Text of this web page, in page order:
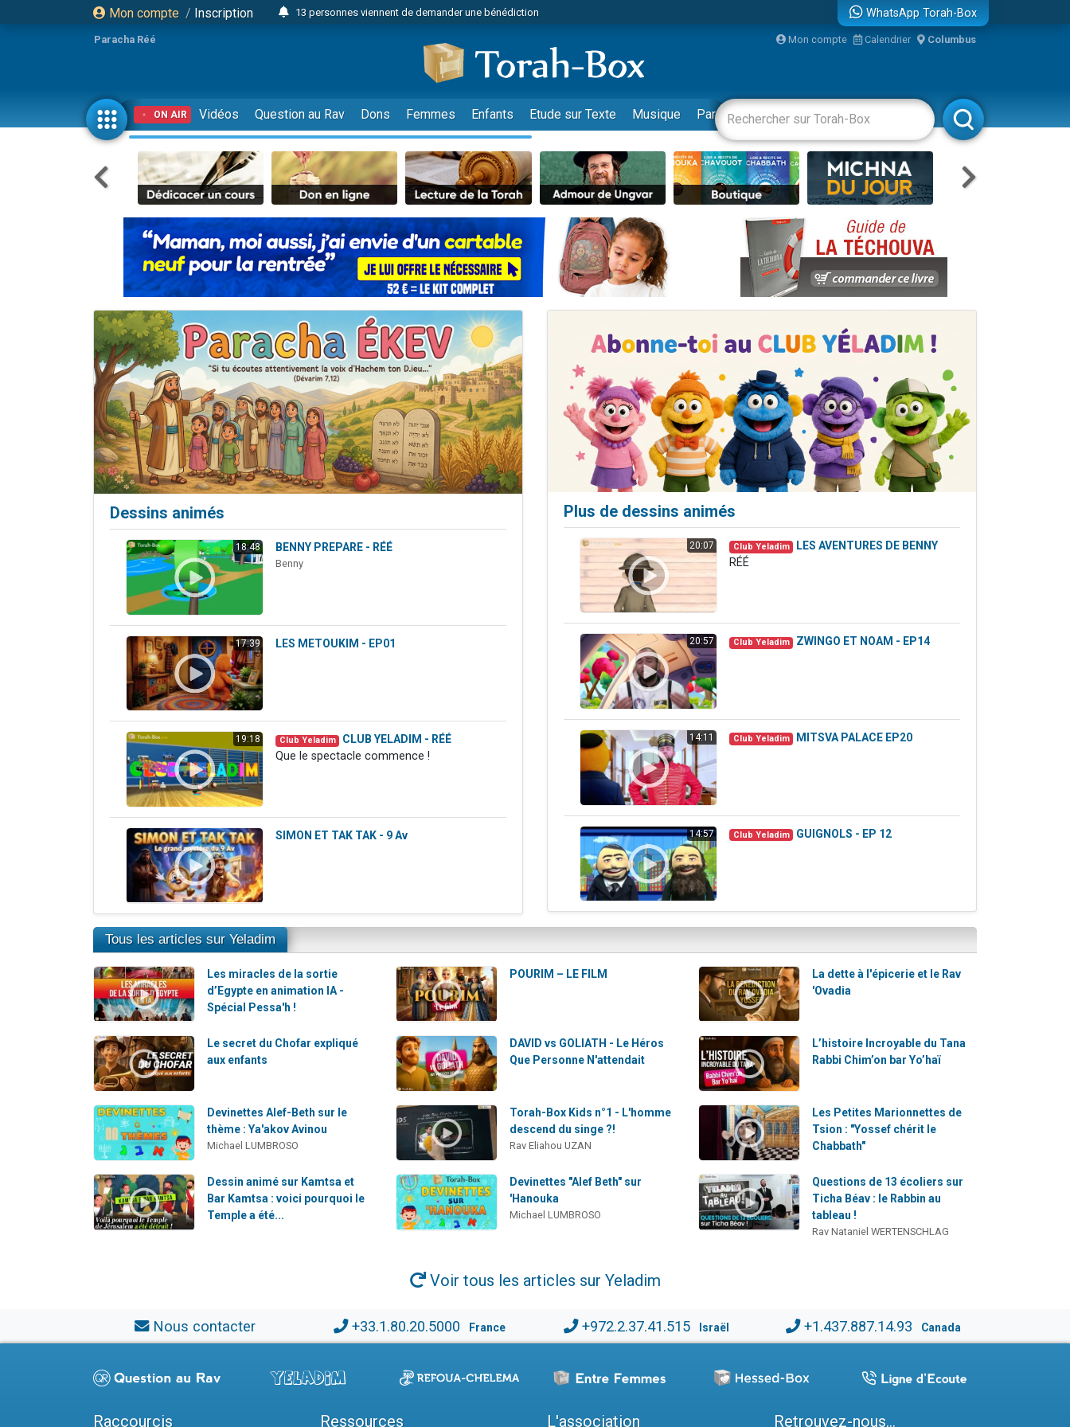
Mon compte / Inscription
13 personnes viennent de demander une bénédiction
12 nouvelles musiques dans Torah-Box Music
30 personnes viennent de faire un don pour Sauvez la jambe de Yohan
3 personnes viennent de nous rejoindre sur WhatsApp
2 personnes viennent de nous rejoindre sur WhatsApp
3 personnes viennent de nous rejoindre sur WhatsApp
2 nouvelles musiques dans Torah-Box Music
8 personnes viennent de faire un don pour Tsédaka : pauvres d'Israel
4 personnes viennent de faire un don pour Diane, 80 ans, dans un appartement insalubre
Nouvelle émission radio : Visions de grandeur n°104 : Le Chabbath et le Birkat Hamazone à travers le temps
61 personnes viennent de demander une bénédiction
Il reste 49 places pour étudier en groupe sur Zoom
Ariel vient de donner son Maasser
Nathaniel vient de donner son Maasser
6 personnes viennent de faire un don pour 5 enfants déjà orphelins risquent de perdre leur maman
2 personnes viennent de faire un don pour Reloger Rivka, 6 enfants, victime de violences...
10 personnes viennent de demander une bénédiction
Il reste 49 places pour étudier en groupe sur Zoom
2 personnes viennent de nous rejoindre sur WhatsApp
WhatsApp Torah-Box
Paracha Réé Mon compte Calendrier Columbus
ON AIR Vidéos Question au Rav Dons Femmes Enfants Etude sur Texte Musique Paracha Divertissements Livres Rabbanim
Dessins animés
18:48 BENNY PREPARE - RÉÉ
Benny
17:39 LES METOUKIM - EP01
19:18 Club Yeladim CLUB YELADIM - RÉÉ
Que le spectacle commence !
SIMON ET TAK TAK - 9 Av
Plus de dessins animés
20:07 Club Yeladim LES AVENTURES DE BENNY
RÉÉ
20:57 Club Yeladim ZWINGO ET NOAM - EP14
14:11 Club Yeladim MITSVA PALACE EP20
14:57 Club Yeladim GUIGNOLS - EP 12
Tous les articles sur Yeladim
Les miracles de la sortie
d’Egypte en animation IA -
Spécial Pessa'h !
POURIM – LE FILM
La dette à l'épicerie et le Rav
'Ovadia
Le secret du Chofar expliqué
aux enfants
DAVID vs GOLIATH - Le Héros
Que Personne N'attendait
L’histoire Incroyable du Tana
Rabbi Chim’on bar Yo’haï
Devinettes Alef-Beth sur le
thème : Ya'akov Avinou
Michael LUMBROSO
Torah-Box Kids n°1 - L'homme
descend du singe ?!
Rav Eliahou UZAN
Les Petites Marionnettes de
Tsion : "Yossef chérit le
Chabbath"
Dessin animé sur Kamtsa et
Bar Kamtsa : voici pourquoi le
Temple a été...
Devinettes "Alef Beth" sur
'Hanouka
Michael LUMBROSO
Questions de 13 écoliers sur
Ticha Béav : le Rabbin au
tableau !
Rav Nataniel WERTENSCHLAG
Voir tous les articles sur Yeladim
Nous contacter +33.1.80.20.5000 France +972.2.37.41.515 Israël +1.437.887.14.93 Canada
Raccourcis Ressources L'association Retrouvez-nous...